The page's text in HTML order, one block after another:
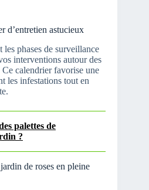
d’entretien astucieux
phases de surveillance
interventions autour des
Ce calendrier favorise une
les infestations tout en
palettes de
?
de roses en pleine